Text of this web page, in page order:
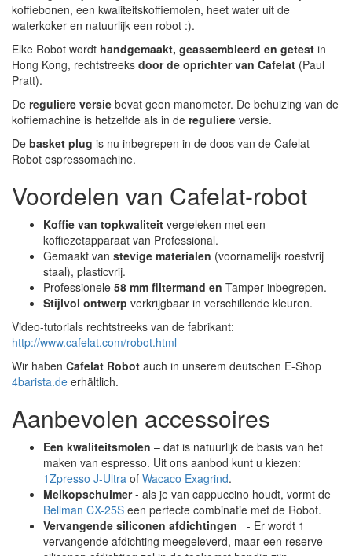
koffiebonen, een kwaliteitskoffiemolen, heet water uit de
waterkoker en natuurlijk een robot :).
Elke Robot wordt handgemaakt, geassembleerd en getest in
Hong Kong, rechtstreeks door de oprichter van Cafelat (Paul
Pratt).
De reguliere versie bevat geen manometer. De behuizing van de
koffiemachine is hetzelfde als in de reguliere versie.
De basket plug is nu inbegrepen in de doos van de Cafelat
Robot espressomachine.
Voordelen van Cafelat-robot
Koffie van topkwaliteit vergeleken met een
koffiezetapparaat van Professional.
Gemaakt van stevige materialen (voornamelijk roestvrij
staal), plasticvrij.
Professionele 58 mm filtermand en Tamper inbegrepen.
Stijlvol ontwerp verkrijgbaar in verschillende kleuren.
Video-tutorials rechtstreeks van de fabrikant:
http://www.cafelat.com/robot.html
Wir haben Cafelat Robot auch in unserem deutschen E-Shop
4barista.de erhältlich.
Aanbevolen accessoires
Een kwaliteitsmolen – dat is natuurlijk de basis van het
maken van espresso. Uit ons aanbod kunt u kiezen:
1Zpresso J-Ultra of Wacaco Exagrind.
Melkopschuimer- als je van cappuccino houdt, vormt de
Bellman CX-25S een perfecte combinatie met de Robot.
Vervangende siliconen afdichtingen
- Er wordt 1
vervangende afdichting meegeleverd, maar een reserve